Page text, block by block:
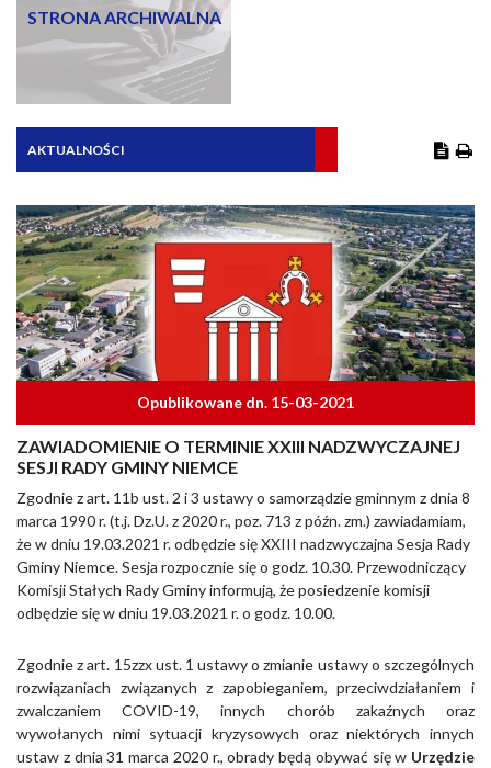
STRONA ARCHIWALNA
AKTUALNOŚCI
Opublikowane dn. 15-03-2021
ZAWIADOMIENIE O TERMINIE XXIII NADZWYCZAJNEJ
SESJI RADY GMINY NIEMCE
Zgodnie z art. 11b ust. 2 i 3 ustawy o samorządzie gminnym z dnia 8
marca 1990 r. (t.j. Dz.U. z 2020 r., poz. 713 z późn. zm.) zawiadamiam,
że w dniu 19.03.2021 r. odbędzie się XXIII nadzwyczajna Sesja Rady
Gminy Niemce. Sesja rozpocznie się o godz. 10.30. Przewodniczący
Komisji Stałych Rady Gminy informują, że posiedzenie komisji
odbędzie się w dniu 19.03.2021 r. o godz. 10.00.
Zgodnie z art. 15zzx ust. 1 ustawy o zmianie ustawy o szczególnych
rozwiązaniach związanych z zapobieganiem, przeciwdziałaniem i
zwalczaniem COVID-19, innych chorób zakaźnych oraz
wywołanych nimi sytuacji kryzysowych oraz niektórych innych
ustaw z dnia 31 marca 2020 r., obrady będą obywać się w Urzędzie